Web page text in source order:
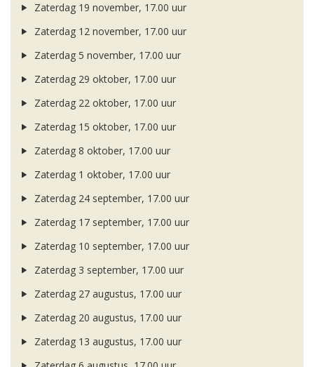
Zaterdag 19 november, 17.00 uur
Zaterdag 12 november, 17.00 uur
Zaterdag 5 november, 17.00 uur
Zaterdag 29 oktober, 17.00 uur
Zaterdag 22 oktober, 17.00 uur
Zaterdag 15 oktober, 17.00 uur
Zaterdag 8 oktober, 17.00 uur
Zaterdag 1 oktober, 17.00 uur
Zaterdag 24 september, 17.00 uur
Zaterdag 17 september, 17.00 uur
Zaterdag 10 september, 17.00 uur
Zaterdag 3 september, 17.00 uur
Zaterdag 27 augustus, 17.00 uur
Zaterdag 20 augustus, 17.00 uur
Zaterdag 13 augustus, 17.00 uur